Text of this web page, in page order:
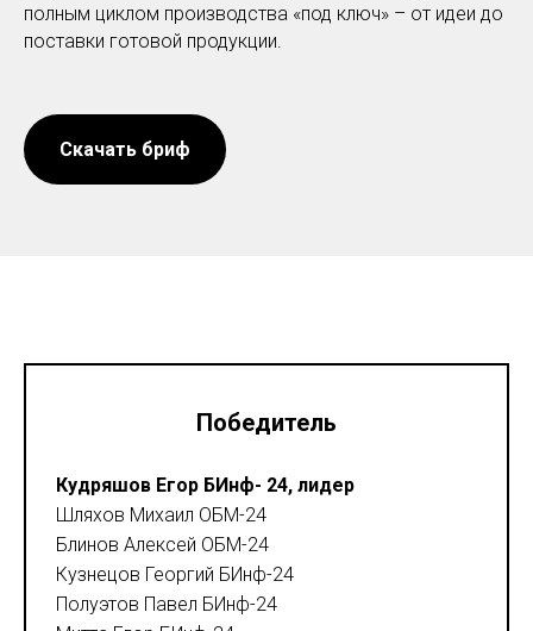
полным циклом производства «под ключ» – от идеи до
поставки готовой продукции.
Скачать бриф
Победитель
Кудряшов Егор БИнф- 24, лидер
Шляхов Михаил ОБМ-24
Блинов Алексей ОБМ-24
Кузнецов Георгий БИнф-24
Полуэтов Павел БИнф-24